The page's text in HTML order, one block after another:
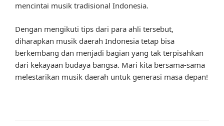
mencintai musik tradisional Indonesia.
Dengan mengikuti tips dari para ahli tersebut,
diharapkan musik daerah Indonesia tetap bisa
berkembang dan menjadi bagian yang tak terpisahkan
dari kekayaan budaya bangsa. Mari kita bersama-sama
melestarikan musik daerah untuk generasi masa depan!